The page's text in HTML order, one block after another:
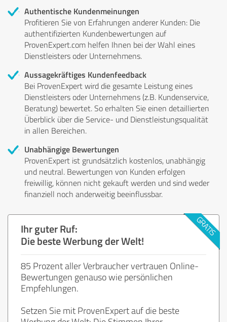
Authentische Kundenmeinungen
Profitieren Sie von Erfahrungen anderer Kunden: Die
authentifizierten Kundenbewertungen auf
ProvenExpert.com helfen Ihnen bei der Wahl eines
Dienstleisters oder Unternehmens.
Aussagekräftiges Kundenfeedback
Bei ProvenExpert wird die gesamte Leistung eines
Dienstleisters oder Unternehmens (z.B. Kundenservice,
Beratung) bewertet. So erhalten Sie einen detaillierten
Überblick über die Service- und Dienstleistungsqualität
in allen Bereichen.
Unabhängige Bewertungen
ProvenExpert ist grundsätzlich kostenlos, unabhängig
und neutral. Bewertungen von Kunden erfolgen
freiwillig, können nicht gekauft werden und sind weder
finanziell noch anderweitig beeinflussbar.
Ihr guter Ruf:
Die beste Werbung der Welt!
85 Prozent aller Verbraucher vertrauen Online-
Bewertungen genauso wie persönlichen
Empfehlungen.
Setzen Sie mit ProvenExpert auf die beste